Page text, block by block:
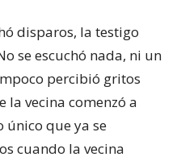
disparos, la testigo
se escuchó nada, ni un
percibió gritos
la vecina comenzó a
único que ya se
cuando la vecina